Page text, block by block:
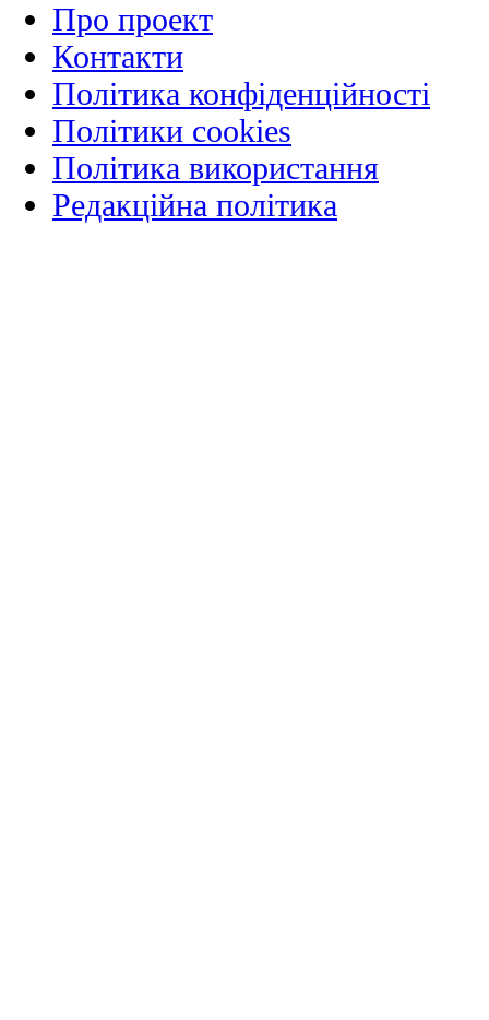
Про проект
Контакти
Політика конфіденційності
Політики cookies
Політика використання
Редакційна політика